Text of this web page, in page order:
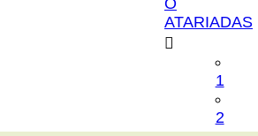
ATARIADAS
1
2